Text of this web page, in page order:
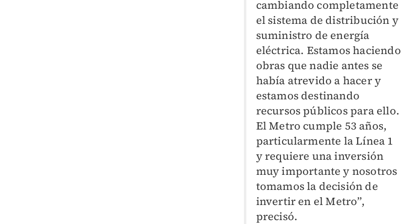
cambiando completamente
el sistema de distribución y
suministro de energía
eléctrica. Estamos haciendo
obras que nadie antes se
había atrevido a hacer y
estamos destinando
recursos públicos para ello.
El Metro cumple 53 años,
particularmente la Línea 1
y requiere una inversión
muy importante y nosotros
tomamos la decisión de
invertir en el Metro”,
precisó.